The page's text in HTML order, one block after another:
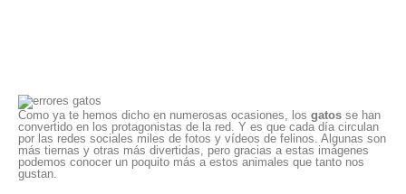
Como ya te hemos dicho en numerosas ocasiones, los gatos se han
convertido en los protagonistas de la red. Y es que cada día circulan
por las redes sociales miles de fotos y vídeos de felinos. Algunas son
más tiernas y otras más divertidas, pero gracias a estas imágenes
podemos conocer un poquito más a estos animales que tanto nos
gustan.